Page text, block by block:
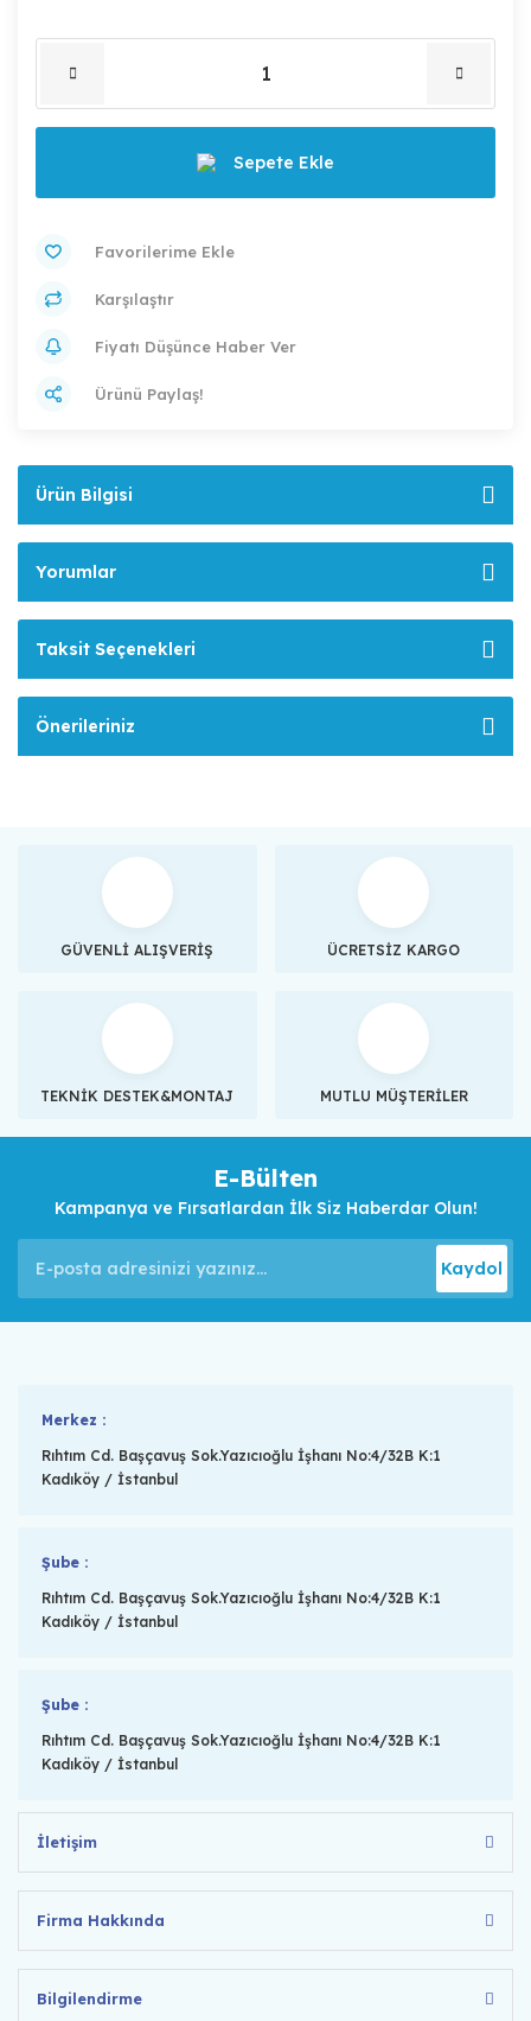
Sepete Ekle
Karşılaştır
Fiyatı Düşünce Haber Ver
Ürünü Paylaş!
Ürün Bilgisi
Yorumlar
Taksit Seçenekleri
Önerileriniz
GÜVENLİ ALIŞVERİŞ ÜCRETSİZ KARGO
TEKNİK DESTEK&MONTAJ MUTLU MÜŞTERİLER
E-Bülten
Kampanya ve Fırsatlardan İlk Siz Haberdar Olun!
Kaydol
Merkez :
Rıhtım Cd. Başçavuş Sok.Yazıcıoğlu İşhanı No:4/32B K:1
Kadıköy / İstanbul
Şube :
Rıhtım Cd. Başçavuş Sok.Yazıcıoğlu İşhanı No:4/32B K:1
Kadıköy / İstanbul
Şube :
Rıhtım Cd. Başçavuş Sok.Yazıcıoğlu İşhanı No:4/32B K:1
Kadıköy / İstanbul
İletişim
Firma Hakkında
Bilgilendirme